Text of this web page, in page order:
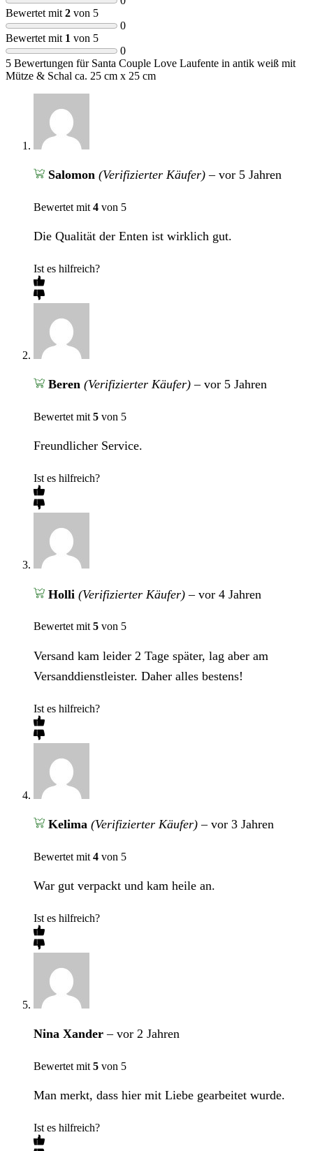
Bewertet mit 2 von 5
0
Bewertet mit 1 von 5
0
5 Bewertungen für Santa Couple Love Laufente in antik weiß mit
Mütze & Schal ca. 25 cm x 25 cm
Salomon (Verifizierter Käufer) – vor 5 Jahren
Bewertet mit 4 von 5
Die Qualität der Enten ist wirklich gut.
Ist es hilfreich?
Beren (Verifizierter Käufer) – vor 5 Jahren
Bewertet mit 5 von 5
Freundlicher Service.
Ist es hilfreich?
Holli (Verifizierter Käufer) – vor 4 Jahren
Bewertet mit5 von 5
Versand kam leider 2 Tage später, lag aber am
Versanddienstleister. Daher alles bestens!
Ist es hilfreich?
Kelima (Verifizierter Käufer) – vor 3 Jahren
Bewertet mit 4 von 5
War gut verpackt und kam heile an.
Ist es hilfreich?
Nina Xander– vor 2 Jahren
Bewertet mit 5 von 5
Man merkt, dass hier mit Liebe gearbeitet wurde.
Ist es hilfreich?